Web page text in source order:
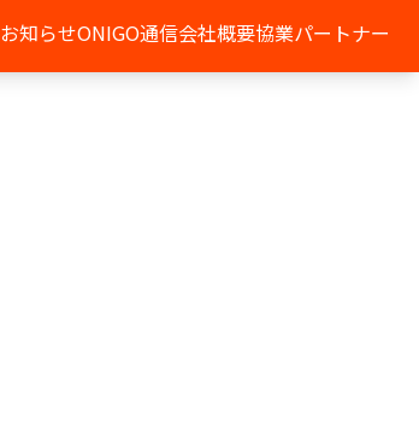
お知らせONIGO通信会社概要協業パートナー